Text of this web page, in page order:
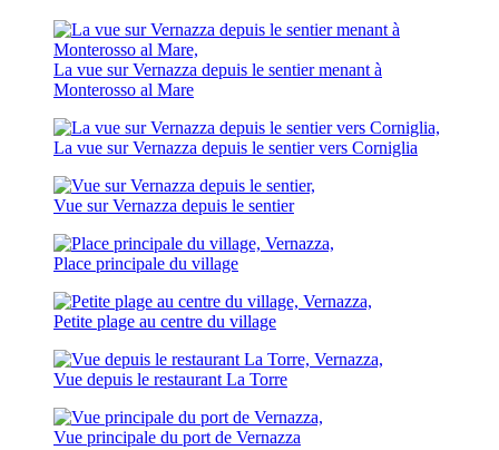
La vue sur Vernazza depuis le sentier menant à
Monterosso al Mare
La vue sur Vernazza depuis le sentier vers Corniglia
Vue sur Vernazza depuis le sentier
Place principale du village
Petite plage au centre du village
Vue depuis le restaurant La Torre
Vue principale du port de Vernazza